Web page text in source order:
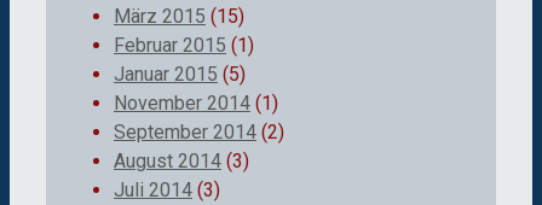
März 2015 (15)
Februar 2015 (1)
Januar 2015 (5)
November 2014 (1)
September 2014 (2)
August 2014 (3)
Juli 2014 (3)